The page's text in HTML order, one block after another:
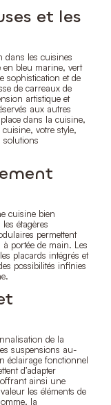
et les
dans les cuisines
en bleu marine, vert
sophistication et de
de carreaux de
artistique et
aux autres
dans la cuisine,
votre style,
solutions
cuisine bien
étagères
permettent
à portée de main. Les
placards intégrés et
possibilités infinies
de la
suspensions au-
éclairage fonctionnel
d’adapter
offrant ainsi une
les éléments de
la